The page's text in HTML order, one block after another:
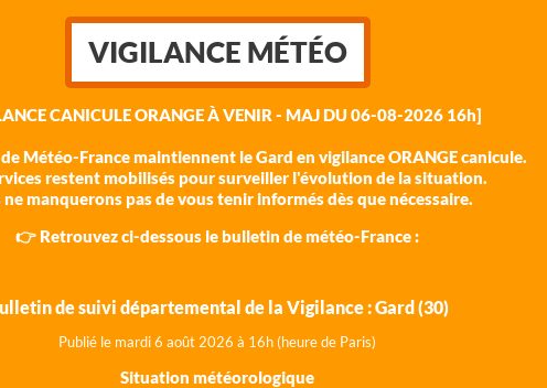
VIGILANCE MÉTÉO
CANICULE ORANGE À VENIR - MAJ DU 06-08-2026 16h]
Météo-France maintiennent le Gard en vigilance ORANGE canicule.
restent mobilisés pour surveiller l'évolution de la situation.
ne manquerons pas de vous tenir informés dès que nécessaire.
👉 Retrouvez ci-dessous le bulletin de météo-France :
de suivi départemental de la Vigilance : Gard (30)
Publié le mardi 6 août 2026 à 16h (heure de Paris)
Situation météorologique